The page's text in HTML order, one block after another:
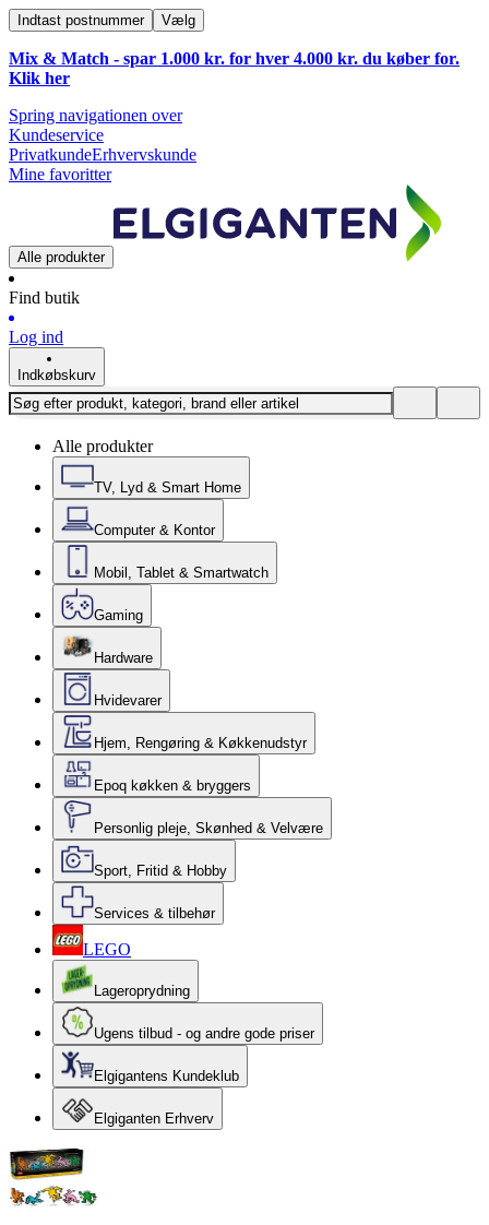
Indtast postnummer Vælg
Mix & Match - spar 1.000 kr. for hver 4.000 kr. du køber for.
Klik her
Spring navigationen over
Kundeservice
PrivatkundeErhvervskunde
Mine favoritter
Alle produkter
Find butik
Log ind
Indkøbskurv
Alle produkter
TV, Lyd & Smart Home
Computer & Kontor
Mobil, Tablet & Smartwatch
Gaming
Hardware
Hvidevarer
Hjem, Rengøring & Køkkenudstyr
Epoq køkken & bryggers
Personlig pleje, Skønhed & Velvære
Sport, Fritid & Hobby
Services & tilbehør
LEGO
Lageroprydning
Ugens tilbud - og andre gode priser
Elgigantens Kundeklub
Elgiganten Erhverv